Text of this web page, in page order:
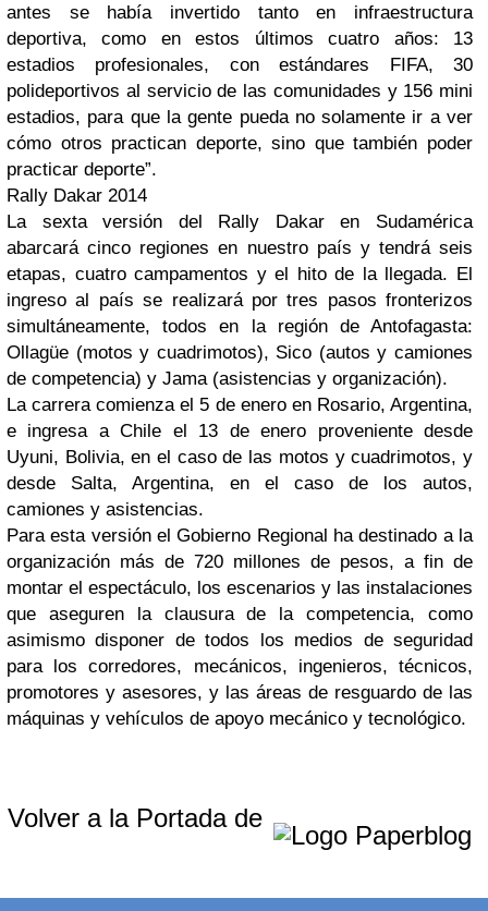
antes se había invertido tanto en infraestructura
deportiva, como en estos últimos cuatro años: 13
estadios profesionales, con estándares FIFA, 30
polideportivos al servicio de las comunidades y 156 mini
estadios, para que la gente pueda no solamente ir a ver
cómo otros practican deporte, sino que también poder
practicar deporte”.
Rally Dakar 2014
La sexta versión del Rally Dakar en Sudamérica
abarcará cinco regiones en nuestro país y tendrá seis
etapas, cuatro campamentos y el hito de la llegada. El
ingreso al país se realizará por tres pasos fronterizos
simultáneamente, todos en la región de Antofagasta:
Ollagüe (motos y cuadrimotos), Sico (autos y camiones
de competencia) y Jama (asistencias y organización).
La carrera comienza el 5 de enero en Rosario, Argentina,
e ingresa a Chile el 13 de enero proveniente desde
Uyuni, Bolivia, en el caso de las motos y cuadrimotos, y
desde Salta, Argentina, en el caso de los autos,
camiones y asistencias.
Para esta versión el Gobierno Regional ha destinado a la
organización más de 720 millones de pesos, a fin de
montar el espectáculo, los escenarios y las instalaciones
que aseguren la clausura de la competencia, como
asimismo disponer de todos los medios de seguridad
para los corredores, mecánicos, ingenieros, técnicos,
promotores y asesores, y las áreas de resguardo de las
máquinas y vehículos de apoyo mecánico y tecnológico.
Volver a la Portada de